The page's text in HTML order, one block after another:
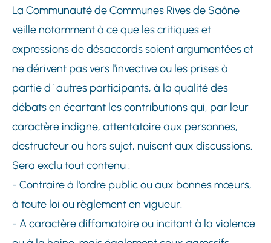
La Communauté de Communes Rives de Saône
veille notamment à ce que les critiques et
expressions de désaccords soient argumentées et
ne dérivent pas vers l'invective ou les prises à
partie d´autres participants, à la qualité des
débats en écartant les contributions qui, par leur
caractère indigne, attentatoire aux personnes,
destructeur ou hors sujet, nuisent aux discussions.
Sera exclu tout contenu :
- Contraire à l'ordre public ou aux bonnes mœurs,
à toute loi ou règlement en vigueur.
- A caractère diffamatoire ou incitant à la violence